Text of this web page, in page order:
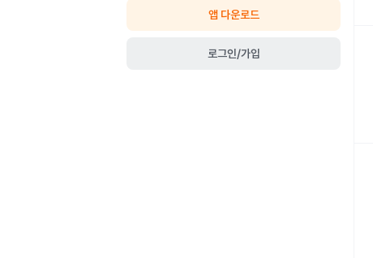
앱 다운로드
로그인/가입